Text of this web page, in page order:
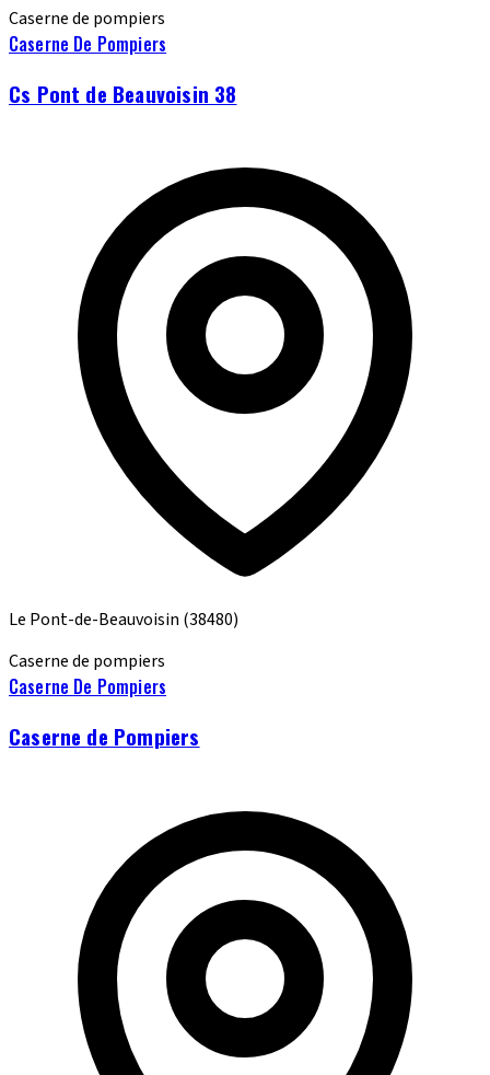
Caserne de pompiers
Caserne De Pompiers
Cs Pont de Beauvoisin 38
Le Pont-de-Beauvoisin (38480)
Caserne de pompiers
Caserne De Pompiers
Caserne de Pompiers